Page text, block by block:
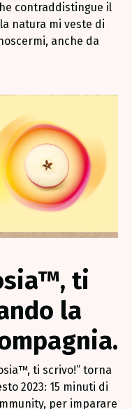
contraddistingue il
natura mi veste di
anche da
ti
la
ti scrivo!” torna
2023: 15 minuti di
per imparare